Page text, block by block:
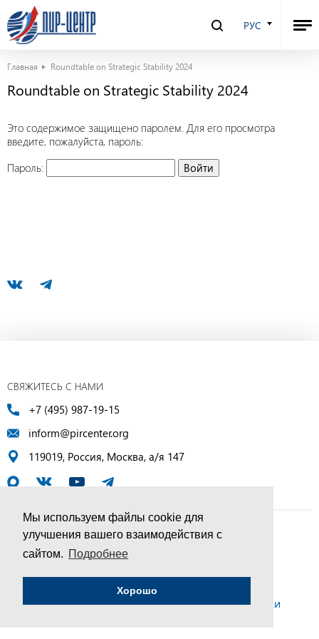
Мы используем файлы cookie для
улучшения вашего взаимодействия с
сайтом. Подробнее
Хорошо
РУС
Главная Roundtable on Strategic Stability 2024
Roundtable on Strategic Stability 2024
Это содержимое защищено паролем. Для его просмотра
введите, пожалуйста, пароль:
Пароль:
СВЯЖИТЕСЬ С НАМИ
+7 (495) 987-19-15
inform@pircenter.org
119019, Россия, Москва, а/я 147
© ПИР-Центр, 1994–2025 | Все права защищены
Соглашение об обработке персональных данных
Политика конфиденциальности и условия обработки